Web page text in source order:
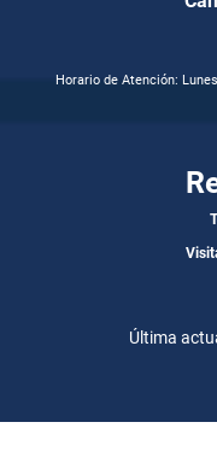
Horario de Atención:
Última